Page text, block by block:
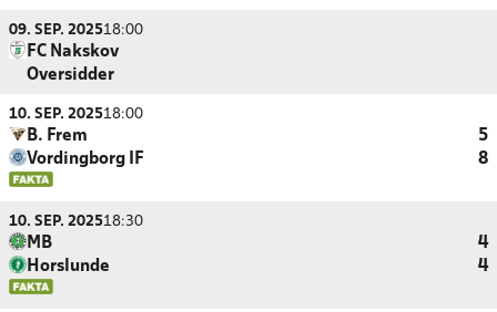
09. SEP. 202518:00
FC Nakskov
Oversidder
10. SEP. 202518:00
B. Frem
5
Vordingborg IF
8
10. SEP. 202518:30
MB
4
Horslunde
4